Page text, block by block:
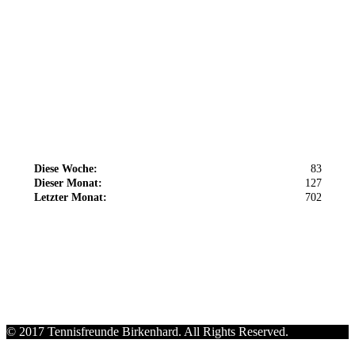
Diese Woche:
83
Dieser Monat:
127
Letzter Monat:
702
© 2017 Tennisfreunde Birkenhard. All Rights Reserved.